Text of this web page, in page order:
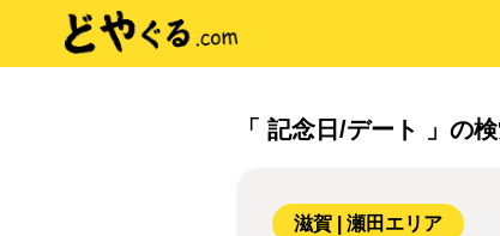
「 記念日/デート 」の
滋賀 | 瀬田エリア